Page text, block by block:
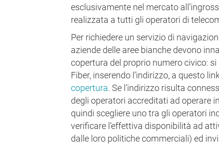
esclusivamente nel mercato
realizzata a tutti gli operatori di
Per richiedere un servizio di
aziende delle aree bianche devono
copertura del proprio numero civico:
Fiber, inserendo l’indirizzo, a questo
copertura. Se l’indirizzo risulta
degli operatori accreditati ad operare
quindi scegliere uno tra gli operatori
verificare l’effettiva disponibilità ad
dalle loro politiche commerciali) ed